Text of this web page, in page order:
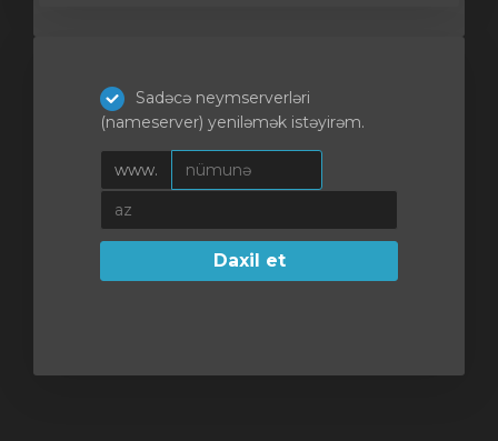
Sadəcə neymserverləri
(nameserver) yeniləmək istəyirəm.
www.
Daxil et